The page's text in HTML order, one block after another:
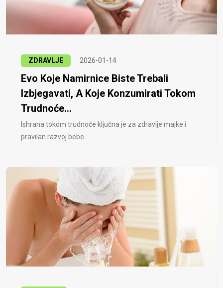
ZDRAVLJE 2026-01-14
Evo Koje Namirnice Biste Trebali
Izbjegavati, A Koje Konzumirati Tokom
Trudnoće...
Ishrana tokom trudnoće ključna je za zdravlje majke i
pravilan razvoj bebe...